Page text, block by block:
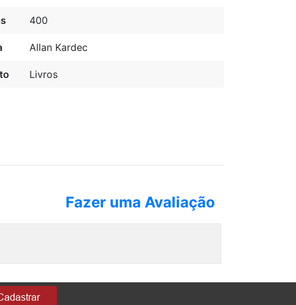
400
Allan Kardec
Livros
Fazer uma Avaliação